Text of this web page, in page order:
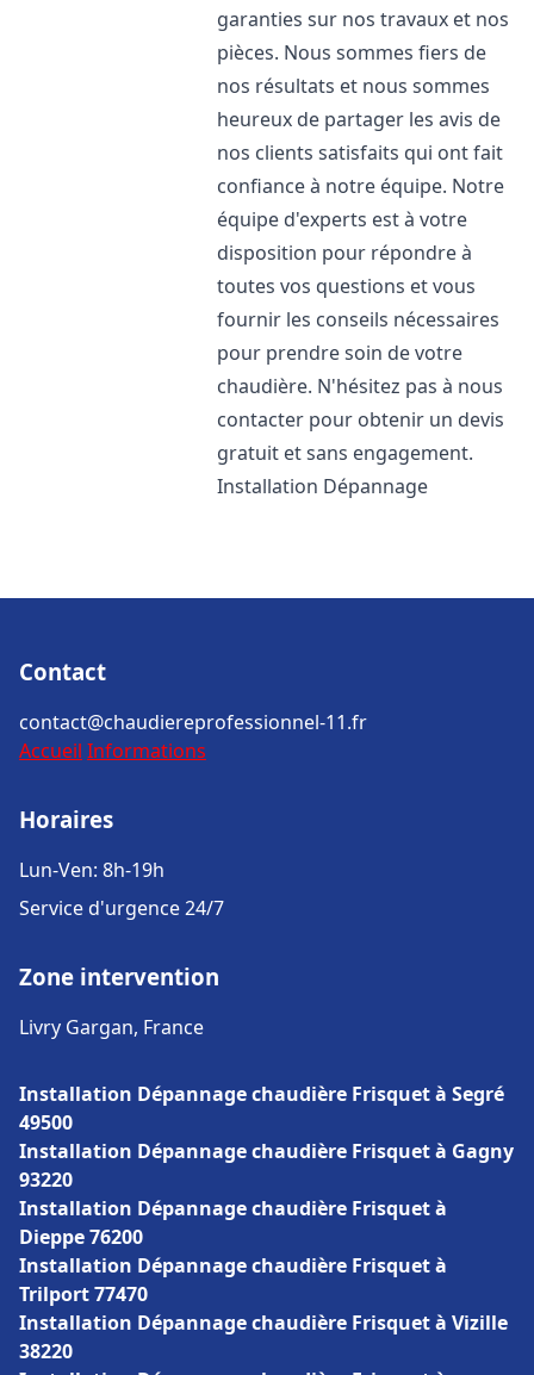
garanties sur nos travaux et nos
pièces. Nous sommes fiers de
nos résultats et nous sommes
heureux de partager les avis de
nos clients satisfaits qui ont fait
confiance à notre équipe. Notre
équipe d'experts est à votre
disposition pour répondre à
toutes vos questions et vous
fournir les conseils nécessaires
pour prendre soin de votre
chaudière. N'hésitez pas à nous
contacter pour obtenir un devis
gratuit et sans engagement.
Installation Dépannage
Contact
contact@chaudiereprofessionnel-11.fr
Accueil Informations
Horaires
Lun-Ven: 8h-19h
Service d'urgence 24/7
Zone intervention
Livry Gargan, France
Installation Dépannage chaudière Frisquet à Segré
49500
Installation Dépannage chaudière Frisquet à Gagny
93220
Installation Dépannage chaudière Frisquet à
Dieppe 76200
Installation Dépannage chaudière Frisquet à
Trilport 77470
Installation Dépannage chaudière Frisquet à Vizille
38220